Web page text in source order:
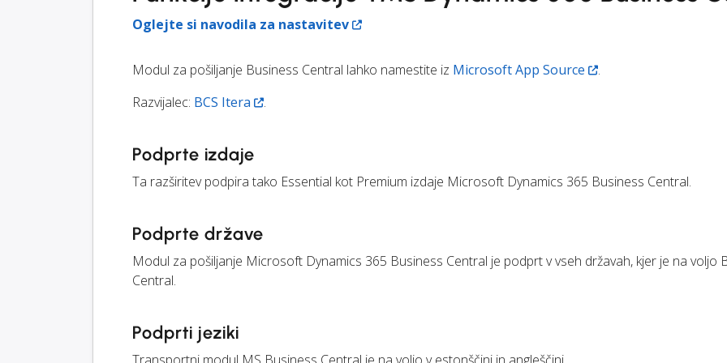
Oglejte si navodila za nastavitev
Modul za pošiljanje Business Central lahko namestite iz Microsoft App Source
.
Razvijalec: BCS Itera .
Podprte izdaje
Ta razširitev podpira tako Essential kot Premium izdaje Microsoft Dynamics 365 Business Central.
Podprte države
Modul za pošiljanje Microsoft Dynamics 365 Business Central je podprt v vseh državah, kjer je na voljo
Central.
Podprti jeziki